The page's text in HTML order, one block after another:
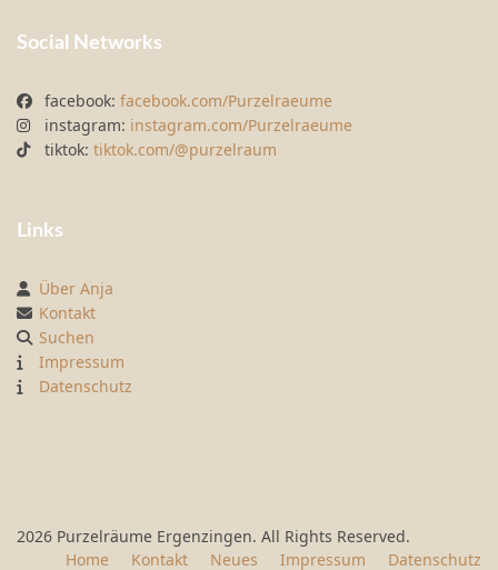
Social Networks
facebook: facebook.com/Purzelraeume
instagram: instagram.com/Purzelraeume
tiktok: tiktok.com/@purzelraum
Links
Über Anja
Kontakt
Suchen
Impressum
Datenschutz
2026 Purzelräume Ergenzingen. All Rights Reserved.
Home
Kontakt Neues Impressum Datenschutz